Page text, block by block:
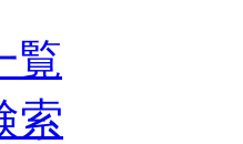
覧
索